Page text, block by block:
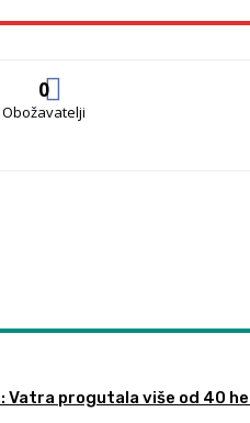
0
Obožavatelji
Vatra progutala više od 40